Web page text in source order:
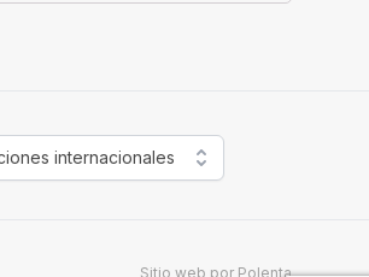
internacionales
Sitio web por Polenta